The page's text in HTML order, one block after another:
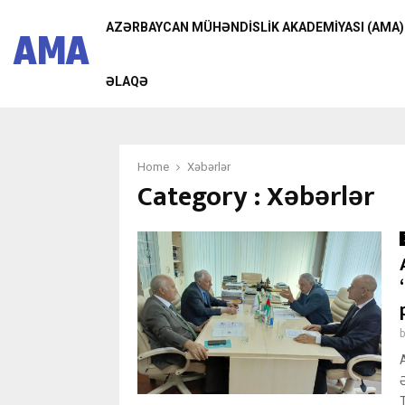
AMA AZƏRBAYCAN MÜHƏNDISLIK AKADEMIYASI (AMA)
ƏLAQƏ
Home Xəbərlər
Category : Xəbərlər